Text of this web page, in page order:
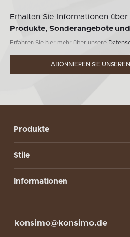
Erhalten Sie Informationen
Produkte, Sonderangebote
Erfahren Sie hier mehr über unsere
ABONNIEREN SIE
Produkte
Stile
Informationen
konsimo@konsimo.de